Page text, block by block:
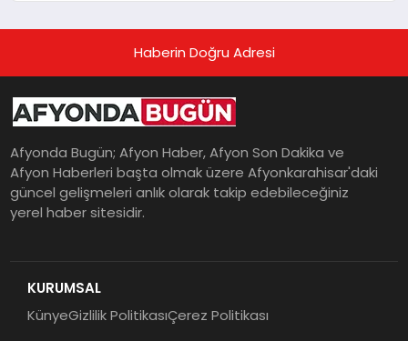
Haberin Doğru Adresi
Afyonda Bugün; Afyon Haber, Afyon Son Dakika ve
Afyon Haberleri başta olmak üzere Afyonkarahisar'daki
güncel gelişmeleri anlık olarak takip edebileceğiniz
yerel haber sitesidir.
KURUMSAL
KünyeGizlilik PolitikasıÇerez Politikası